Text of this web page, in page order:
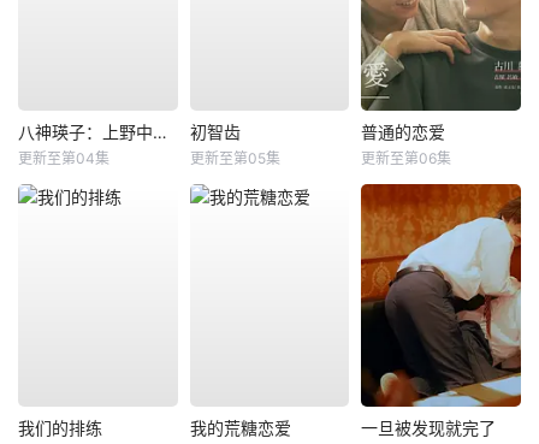
八神瑛子：上野中央署组织犯罪对策课
更新至第04集
初智齿
更新至第05集
普通的恋爱
更新至第06集
我们的排练 我的荒糖恋爱 一旦被发现就完了